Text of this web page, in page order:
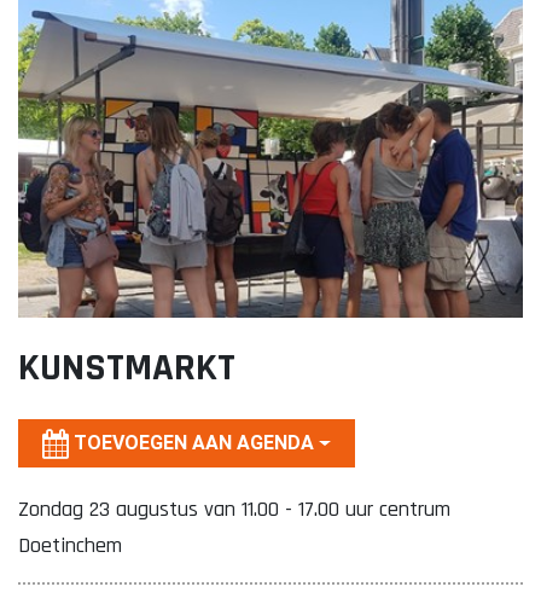
Lekker. Doetinchem
Organisatie Binnenstadbedrijf Doetinchem
KUNSTMARKT
TOEVOEGEN AAN AGENDA
Zondag 23 augustus van 11.00 - 17.00 uur centrum
Doetinchem